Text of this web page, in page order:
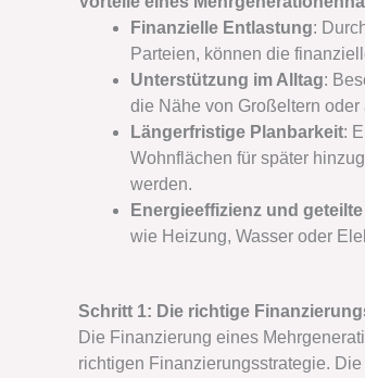
Finanzielle Entlastung:
Parteien, können die
Unterstützung im Alltag:
die Nähe von Großeltern
Längerfristige Planbarkeit:
Wohnflächen für später
werden.
Energieeffizienz und
wie Heizung, Wasser oder
Schritt 1: Die richtige
Die Finanzierung eines
richtigen Finanzierungsstrategie.